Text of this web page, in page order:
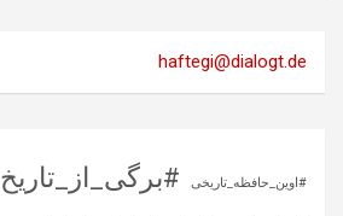
haftegi@dialogt.de
#اوین_حافظه_تاریخی #برگی_از_تاریخ